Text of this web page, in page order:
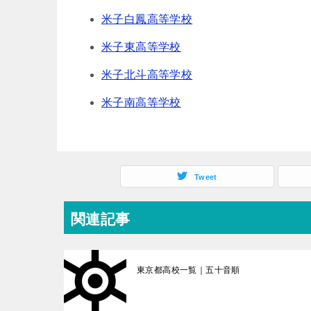
米子白鳳高等学校
米子東高等学校
米子北斗高等学校
米子南高等学校
Tweet
関連記事
東京都高校一覧｜五十音順